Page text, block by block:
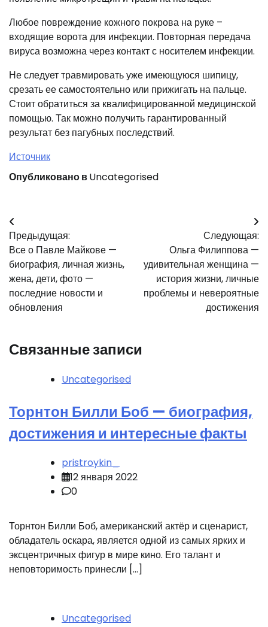
Любое повреждение кожного покрова на руке –
входящие ворота для инфекции. Повторная передача
вируса возможна через контакт с носителем инфекции.
Не следует травмировать уже имеющуюся шипицу,
срезать ее самостоятельно или прижигать на пальце.
Стоит обратиться за квалифицированной медицинской
помощью. Так можно получить гарантированный
результат без пагубных последствий.
Источник
Опубликовано вUncategorised
Навигация
по
записям
Предыдущая:
Все о Павле Майкове —
биография, личная жизнь,
жена, дети, фото —
последние новости и
обновления
Следующая:
Ольга Филиппова —
удивительная женщина —
история жизни, личные
проблемы и невероятные
достижения
Связанные записи
Uncategorised
Торнтон Билли Боб — биография,
достижения и интересные факты
pristroykin_
12 января 2022
0
Торнтон Билли Боб, американский актёр и сценарист,
обладатель оскара, является одной из самых ярких и
эксцентричных фигур в мире кино. Его талант и
неповторимость принесли […]
Uncategorised